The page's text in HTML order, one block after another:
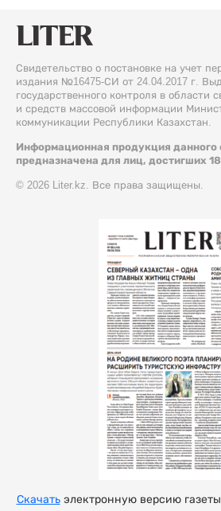
Свидетельство о постановке на учет
издания №16475-СИ от 24.04.2017 г.
государственного контроля в области
и средств массовой информации
коммуникации Республики Казахстан.
Информационная продукция данного
предназначена для лиц, достигших
© 2026 Liter.kz. Все права защищены.
Скачатьэлектронную версию